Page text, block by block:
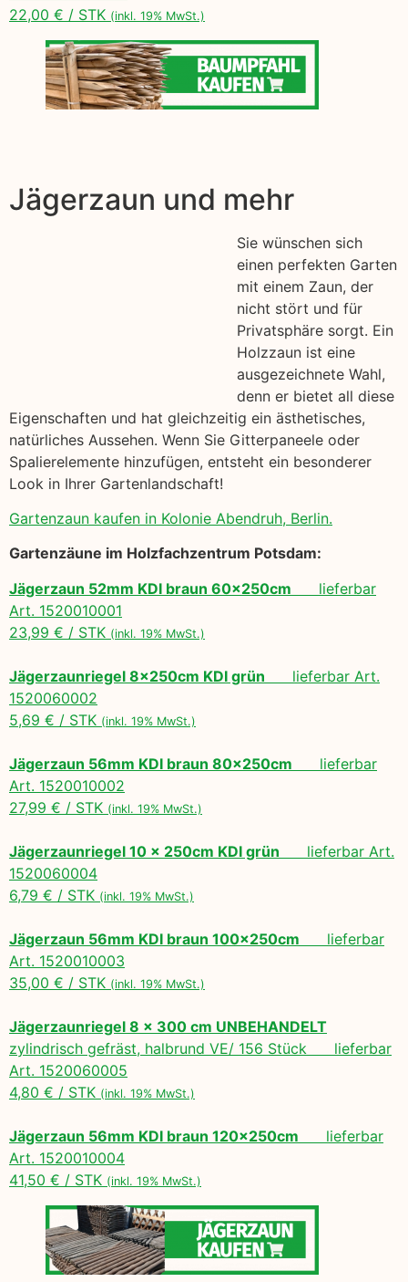
22,00 € / STK (inkl. 19% MwSt.)
Jägerzaun und mehr
Sie wünschen sich
einen perfekten Garten
mit einem Zaun, der
nicht stört und für
Privatsphäre sorgt. Ein
Holzzaun ist eine
ausgezeichnete Wahl,
denn er bietet all diese
Eigenschaften und hat gleichzeitig ein ästhetisches,
natürliches Aussehen. Wenn Sie Gitterpaneele oder
Spalierelemente hinzufügen, entsteht ein besonderer
Look in Ihrer Gartenlandschaft!
Gartenzaun kaufen in Kolonie Abendruh, Berlin.
Gartenzäune im Holzfachzentrum Potsdam:
Jägerzaun 52mm KDI braun 60x250cm lieferbar
Art. 1520010001
23,99 € / STK (inkl. 19% MwSt.)
Jägerzaunriegel 8x250cm KDI grün lieferbar Art.
1520060002
5,69 € / STK (inkl. 19% MwSt.)
Jägerzaun 56mm KDI braun 80x250cm lieferbar
Art. 1520010002
27,99 € / STK (inkl. 19% MwSt.)
Jägerzaunriegel 10 x 250cm KDI grün lieferbar Art.
1520060004
6,79 € / STK (inkl. 19% MwSt.)
Jägerzaun 56mm KDI braun 100x250cm lieferbar
Art. 1520010003
35,00 € / STK (inkl. 19% MwSt.)
Jägerzaunriegel 8 x 300 cm UNBEHANDELT
zylindrisch gefräst, halbrund VE/ 156 Stück lieferbar
Art. 1520060005
4,80 € / STK (inkl. 19% MwSt.)
Jägerzaun 56mm KDI braun 120x250cm lieferbar
Art. 1520010004
41,50 € / STK (inkl. 19% MwSt.)